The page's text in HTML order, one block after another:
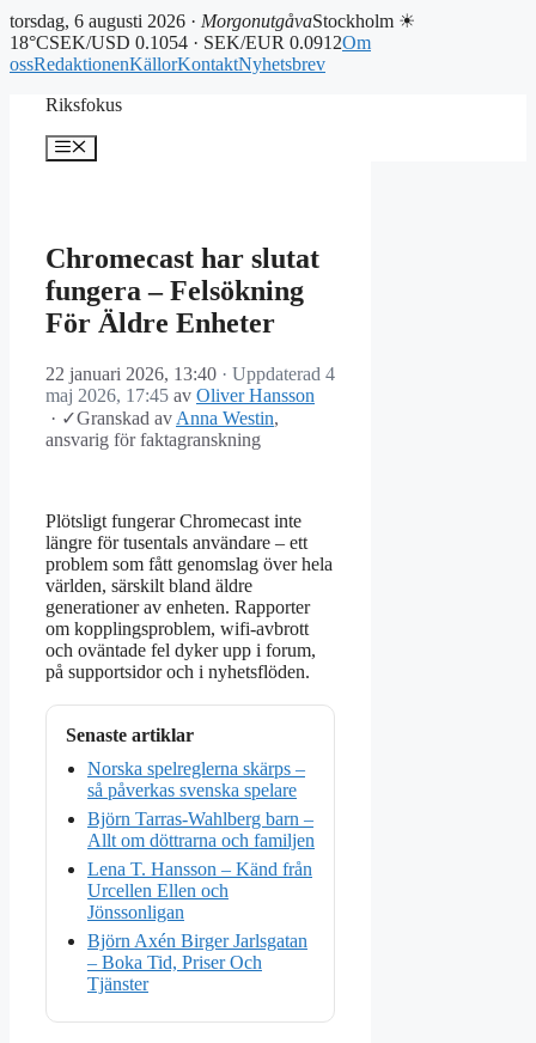
torsdag, 6 augusti 2026 · MorgonutgåvaStockholm ☀
18°CSEK/USD 0.1054 · SEK/EUR 0.0912Om
ossRedaktionenKällorKontaktNyhetsbrev
Riksfokus
Meny
Chromecast har slutat
fungera – Felsökning
För Äldre Enheter
22 januari 2026, 13:40 · Uppdaterad 4
maj 2026, 17:45 av Oliver Hansson
· ✓Granskad av Anna Westin,
ansvarig för faktagranskning
Plötsligt fungerar Chromecast inte
längre för tusentals användare – ett
problem som fått genomslag över hela
världen, särskilt bland äldre
generationer av enheten. Rapporter
om kopplingsproblem, wifi-avbrott
och oväntade fel dyker upp i forum,
på supportsidor och i nyhetsflöden.
Senaste artiklar
Norska spelreglerna skärps –
så påverkas svenska spelare
Björn Tarras-Wahlberg barn –
Allt om döttrarna och familjen
Lena T. Hansson – Känd från
Urcellen Ellen och
Jönssonligan
Björn Axén Birger Jarlsgatan
– Boka Tid, Priser Och
Tjänster